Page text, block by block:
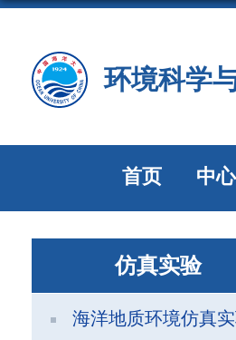
环境科学
首页 中
仿真实验
海洋地质环境仿真